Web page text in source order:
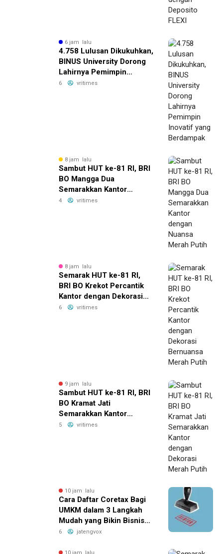
6 jam lalu
4.758 Lulusan Dikukuhkan,
BINUS University Dorong
Lahirnya Pemimpin
Inovatif yang Berdampak
6 vritimes
8 jam lalu
Sambut HUT ke-81 RI, BRI
BO Mangga Dua
Semarakkan Kantor
dengan Nuansa Merah
4 vritimes
8 jam lalu
Semarak HUT ke-81 RI,
BRI BO Krekot Percantik
Kantor dengan Dekorasi
Bernuansa Merah Putih
6 vritimes
9 jam lalu
Sambut HUT ke-81 RI, BRI
BO Kramat Jati
Semarakkan Kantor
dengan Dekorasi Merah
5 vritimes
10 jam lalu
Cara Daftar Coretax Bagi
UMKM dalam 3 Langkah
Mudah yang Bikin Bisnis
Anda Lebih
6 jatengvox